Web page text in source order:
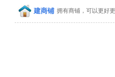
建商铺 拥有商铺，可以更好